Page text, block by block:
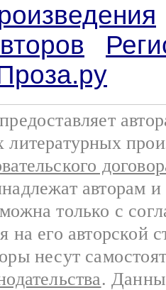
литературных
авторам
только с
на его авторской
несут
.